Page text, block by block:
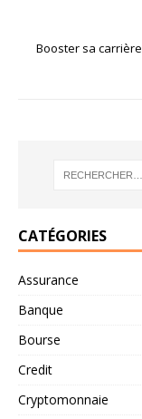
Booster sa
CATÉGORIES
Assurance
Banque
Bourse
Credit
Cryptomonnaie